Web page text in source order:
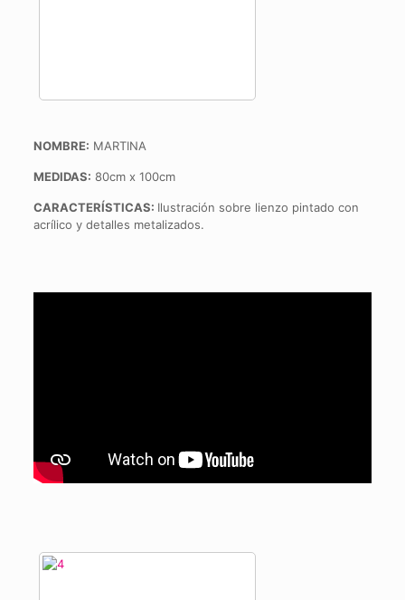
NOMBRE: MARTINA
MEDIDAS: 80cm x 100cm
CARACTERÍSTICAS: Ilustración sobre lienzo pintado con
acrílico y detalles metalizados.